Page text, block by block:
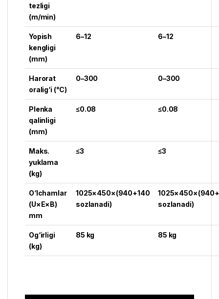
tezligi
(m/min)
Yopish
kengligi
(mm)
6–12 6–12
Harorat
oralig‘i (°C)
0–300 0–300
Plenka
qalinligi
(mm)
≤0.08 ≤0.08
Maks.
yuklama
(kg)
≤3 ≤3
O‘lchamlar
(U×E×B)
mm
1025×450×(940+140
sozlanadi)
sozlanadi)
Og‘irligi
(kg)
85 kg 85 kg